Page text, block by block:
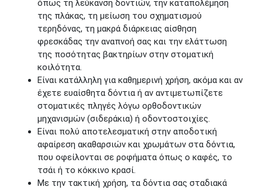
όπως τη λεύκανση δοντιών, την καταπολέμηση
της πλάκας, τη μείωση του σχηματισμού
τερηδόνας, τη μακρά διάρκειας αίσθηση
φρεσκάδας την αναπνοή σας και την ελάττωση
της ποσότητας βακτηρίων στην στοματική
κοιλότητα.
Είναι κατάλληλη για καθημερινή χρήση, ακόμα και αν
έχετε ευαίσθητα δόντια ή αν αντιμετωπίζετε
στοματικές πληγές λόγω ορθοδοντικών
μηχανισμών (σιδεράκια) ή οδοντοστοιχίες.
Είναι πολύ αποτελεσματική στην αποδοτική
αφαίρεση ακαθαρσιών και χρωμάτων στα δόντια,
που οφείλονται σε ροφήματα όπως ο καφές, το
τσάι ή το κόκκινο κρασί.
Με την τακτική χρήση, τα δόντια σας σταδιακά